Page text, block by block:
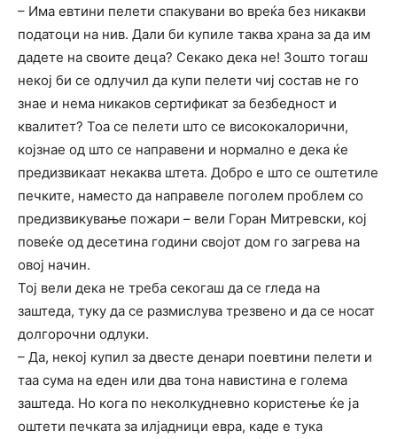
– Има евтини пелети спакувани во вреќа без никакви
податоци на нив. Дали би купиле таква храна за да им
дадете на своите деца? Секако дека не! Зошто тогаш
некој би се одлучил да купи пелети чиј состав не го
знае и нема никаков сертификат за безбедност и
квалитет? Тоа се пелети што се висококалорични,
којзнае од што се направени и нормално е дека ќе
предизвикаат некаква штета. Добро е што се оштетиле
печките, наместо да направеле поголем проблем со
предизвикување пожари – вели Горан Митревски, кој
повеќе од десетина години својот дом го загрева на
овој начин.
Тој вели дека не треба секогаш да се гледа на
заштеда, туку да се размислува трезвено и да се носат
долгорочни одлуки.
– Да, некој купил за двесте денари поевтини пелети и
таа сума на еден или два тона навистина е голема
заштеда. Но кога по неколкудневно користење ќе ја
оштети печката за илјадници евра, каде е тука